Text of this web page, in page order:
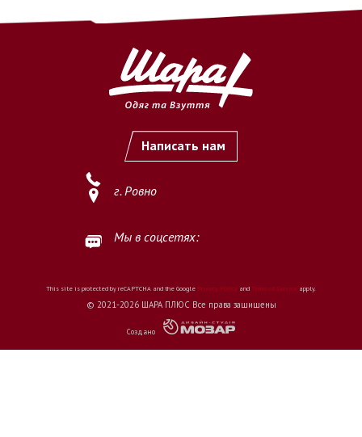
Написать нам
г. Ровно
Мы в соцсетях:
This site is protected by reCAPTCHA and the Google Privacy Policy and Terms of Service apply.
© 2021-2026 ШАРА ПЛЮС Все права защищены
Создано